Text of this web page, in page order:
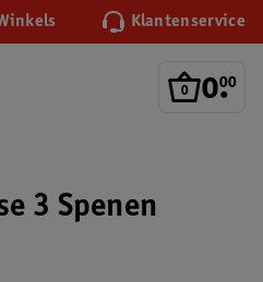
Klantenservice
0.
00
3 Spenen